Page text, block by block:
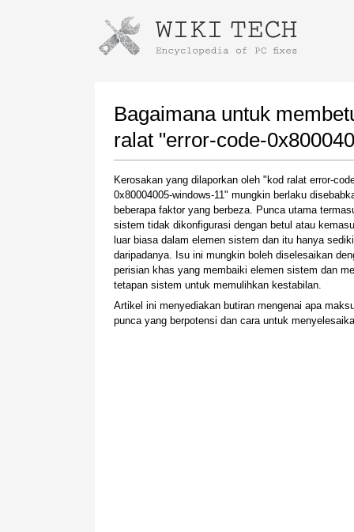
Bagaimana untuk
ralat "error-code-
Kerosakan yang dilaporkan oleh "kod ralat error-
0x80004005-windows-11" mungkin berlaku
beberapa faktor yang berbeza. Punca utama
sistem tidak dikonfigurasi dengan betul atau
luar biasa dalam elemen sistem dan itu hanya
daripadanya. Isu ini mungkin boleh diselesaikan
perisian khas yang membaiki elemen sistem dan
tetapan sistem untuk memulihkan kestabilan.
Artikel ini menyediakan butiran mengenai apa
punca yang berpotensi dan cara untuk
Instructions for downloading using
Once the download is complete, click on the
downloaded file link